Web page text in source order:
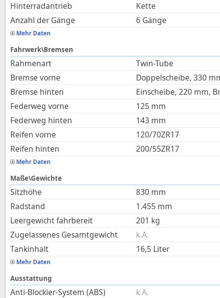
Hinterradantrieb
Kette
Anzahl der Gänge
6 Gänge
Mehr Daten
Fahrwerk\Bremsen
Rahmenart
Twin-Tube
Bremse vorne
Doppelscheibe, 330
Bremse hinten
Einscheibe, 220 mm,
Federweg vorne
125 mm
Federweg hinten
143 mm
Reifen vorne
120/70ZR17
Reifen hinten
200/55ZR17
Mehr Daten
Maße\Gewichte
Sitzhöhe 830 mm
Radstand
1.455 mm
Leergewicht fahrbereit
201 kg
Zugelassenes Gesamtgewicht
k.A.
Tankinhalt
16,5 Liter
Mehr Daten
Ausstattung
Anti-Blockier-System (ABS)
k.A.